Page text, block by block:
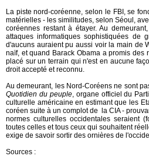
La piste nord-coréenne, selon le FBI, se
matérielles - les similitudes, selon Séoul,
coréennes restant à étayer. Au
attaques informatiques sophistiquées de
d'aucuns auraient pu aussi voir la main de
naïf, et quand Barack Obama a promis
placé sur un terrain qui n'est en aucune
droit accepté et reconnu.
Au demeurant, les Nord-Coréens ne sont
Quotidien du peuple, organe officiel du
culturelle américaine en estimant que les
coréen suite à un complot de la CIA -
normes culturelles occidentales seraient
toutes celles et tous ceux qui souhaitent
exige de savoir sortir des ornières de
Sources :